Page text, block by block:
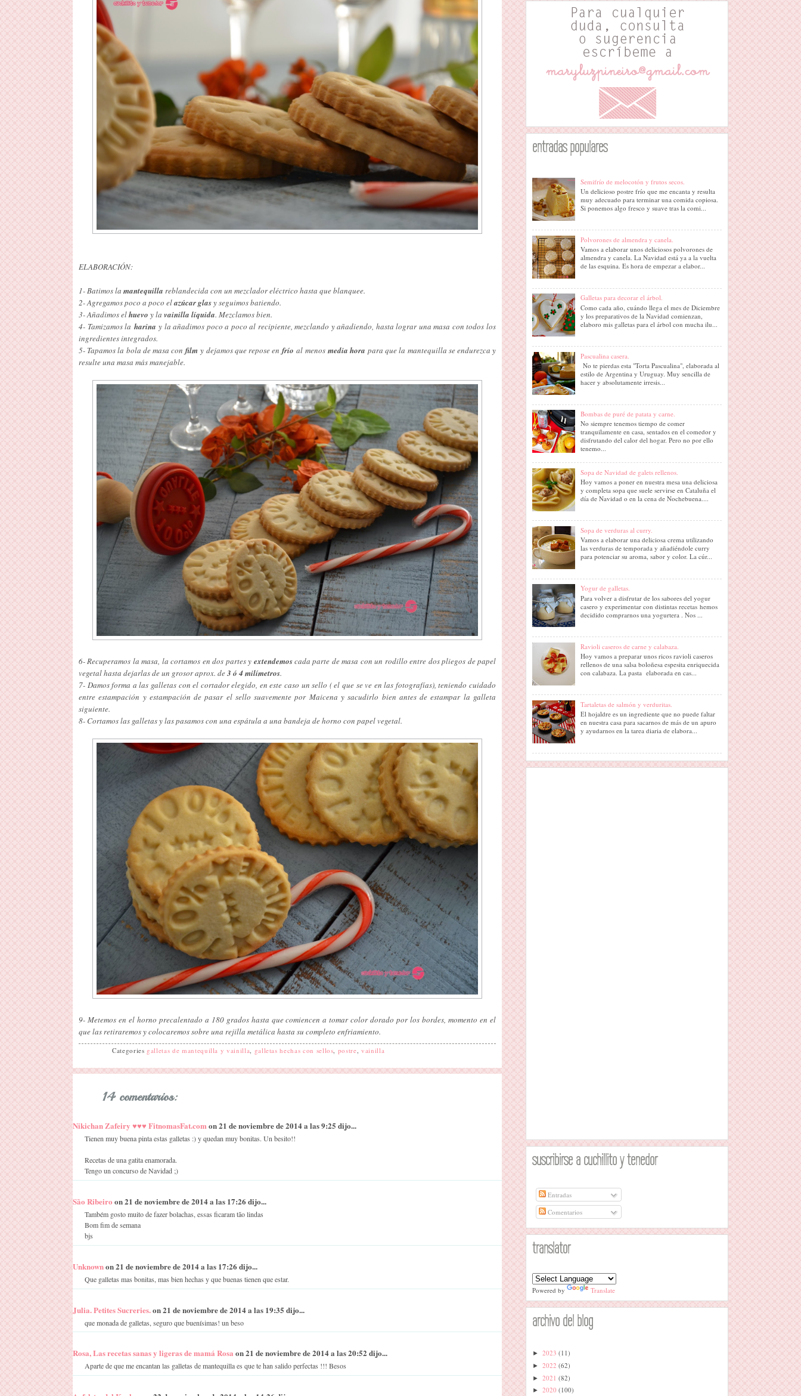
ELABORACIÓN:
1- Batimos la mantequilla reblandecida con un mezclador eléctrico hasta que blanquee.
2- Agregamos poco a poco elazúcar glasy seguimos batiendo.
3- Añadimos elhuevo y la vainilla líquida. Mezclamos bien.
4- Tamizamos la harina y la añadimos poco a poco al recipiente, mezclando y añadiendo, hasta lograr una masa con todos los
ingredientes integrados.
5- Tapamos la bola de masa confilm y dejamos que repose en frío al menos media horapara que la mantequilla se endurezca y
resulte una masa más manejable.
6- Recuperamos la masa, la cortamos en dos partes y extendemoscada parte de masa con un rodillo entre dos pliegos de papel
vegetal hasta dejarlas de un grosor aprox. de3 ó 4 milímetros.
7- Damos forma a las galletas con el cortador elegido, en este caso un sello ( el que se ve en las fotografías), teniendo cuidado
entre estampación y estampación de pasar el sello suavemente por Maicena y sacudirlo bien antes de estampar la galleta
siguiente.
8- Cortamos las galletas y las pasamos con una espátula a una bandeja de horno con papel vegetal.
9- Metemos en el horno precalentado a 180 grados hasta que comiencen a tomar color dorado por los bordes, momento en el
que las retiraremos y colocaremos sobre una rejilla metálica hasta su completo enfriamiento.
Categories galletas de mantequilla y vainilla galletas hechas con sellos postre ,vainilla
14 comentarios:
Nikichan Zafeiry ♥♥♥ FitnomasFat.comon 21 de noviembre de 2014 a las 9:25 dijo...
Tienen muy buena pinta estas galletas :) y quedan muy bonitas. Un besito!!
Recetas de una gatita enamorada.
Tengo un concurso de Navidad ;)
São Ribeiro on 21 de noviembre de 2014 a las 17:26 dijo...
Também gosto muito de fazer bolachas, essas ficaram tão lindas
Bom fim de semana
bjs
Unknownon 21 de noviembre de 2014 a las 17:26 dijo...
Que galletas mas bonitas, mas bien hechas y que buenas tienen que estar.
Julia. Petites Sucreries.on 21 de noviembre de 2014 a las 19:35 dijo...
que monada de galletas, seguro que buenísimas! un beso
Rosa, Las recetas sanas y ligeras de mamá Rosa on 21 de noviembre de 2014 a las 20:52 dijo...
Aparte de que me encantan las galletas de mantequilla es que te han salido perfectas !!! Besos
entradas populares
Semifrío de melocotón y frutos secos.
Un delicioso postre frío que me encanta y resulta
muy adecuado para terminar una comida copiosa.
Si ponemos algo fresco y suave tras la comi...
Polvorones de almendra y canela.
Vamos a elaborar unos deliciosos polvorones de
almendra y canela. La Navidad está ya a la vuelta
de las esquina. Es hora de empezar a elabor...
Galletas para decorar el árbol.
Como cada año, cuándo llega el mes de Diciembre
y los preparativos de la Navidad comienzan,
elaboro mis galletas para el árbol con mucha ilu...
Pascualina casera.
No te pierdas esta "Torta Pascualina", elaborada al
estilo de Argentina y Uruguay. Muy sencilla de
hacer y absolutamente irresis...
Bombas de puré de patata y carne.
No siempre tenemos tiempo de comer
tranquilamente en casa, sentados en el comedor y
disfrutando del calor del hogar. Pero no por ello
tenemo...
Sopa de Navidad de galets rellenos.
Hoy vamos a poner en nuestra mesa una deliciosa
y completa sopa que suele servirse en Cataluña el
día de Navidad o en la cena de Nochebuena....
Sopa de verduras al curry.
Vamos a elaborar una deliciosa crema utilizando
las verduras de temporada y añadiéndole curry
para potenciar su aroma, sabor y color. La cúr...
Yogur de galletas.
Para volver a disfrutar de los sabores del yogur
casero y experimentar con distintas recetas hemos
decidido comprarnos una yogurtera . Nos ...
Ravioli caseros de carne y calabaza.
Hoy vamos a preparar unos ricos ravioli caseros
rellenos de una salsa boloñesa espesita enriquecida
con calabaza. La pasta elaborada en cas...
Tartaletas de salmón y verduritas.
El hojaldre es un ingrediente que no puede faltar
en nuestra casa para sacarnos de más de un apuro
y ayudarnos en la tarea diaria de elabora...
suscribirse a cuchillito y tenedor
Entradas
Comentarios
translator
Powered by Translate
archivo del blog
► 2023 (11)
► 2022 (62)
► 2021 (82)
► 2020 (100)